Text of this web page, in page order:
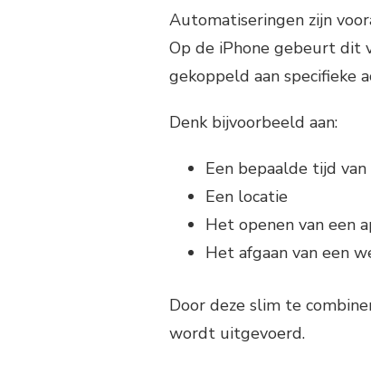
Automatiseringen zijn
Op de iPhone gebeurt dit
gekoppeld aan specifieke
Denk bijvoorbeeld aan:
Een bepaalde tijd
Een locatie
Het openen van een
Het afgaan van een
Door deze slim te
wordt uitgevoerd.